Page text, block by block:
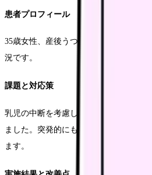
患者プロフィール
35歳女性、産後うつの治療中。3ヶ月の
況です。
課題と対応策
乳児の中断を考慮し、授乳や昼寝の時
ました。突発的にも対応できるよう、
ます。